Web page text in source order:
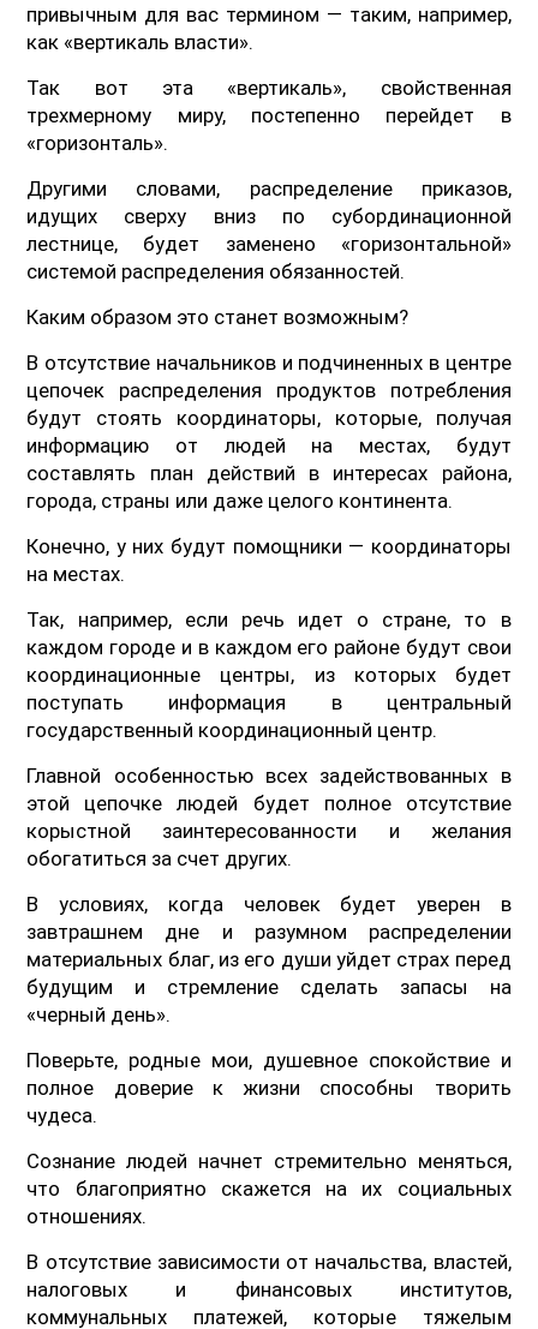
привычным для вас термином — таким, например,
как «вертикаль власти».
Так вот эта «вертикаль», свойственная
трехмерному миру, постепенно перейдет в
«горизонталь».
Другими словами, распределение приказов,
идущих сверху вниз по субординационной
лестнице, будет заменено «горизонтальной»
системой распределения обязанностей.
Каким образом это станет возможным?
В отсутствие начальников и подчиненных в центре
цепочек распределения продуктов потребления
будут стоять координаторы, которые, получая
информацию от людей на местах, будут
составлять план действий в интересах района,
города, страны или даже целого континента.
Конечно, у них будут помощники — координаторы
на местах.
Так, например, если речь идет о стране, то в
каждом городе и в каждом его районе будут свои
координационные центры, из которых будет
поступать информация в центральный
государственный координационный центр.
Главной особенностью всех задействованных в
этой цепочке людей будет полное отсутствие
корыстной заинтересованности и желания
обогатиться за счет других.
В условиях, когда человек будет уверен в
завтрашнем дне и разумном распределении
материальных благ, из его души уйдет страх перед
будущим и стремление сделать запасы на
«черный день».
Поверьте, родные мои, душевное спокойствие и
полное доверие к жизни способны творить
чудеса.
Сознание людей начнет стремительно меняться,
что благоприятно скажется на их социальных
отношениях.
В отсутствие зависимости от начальства, властей,
налоговых и финансовых институтов,
коммунальных платежей, которые тяжелым